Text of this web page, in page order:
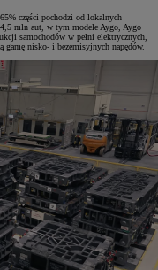
części pochodzi od lokalnych
mln aut, w tym modele Aygo, Aygo
samochodów w pełni elektrycznych,
gamę nisko- i bezemisyjnych napędów.